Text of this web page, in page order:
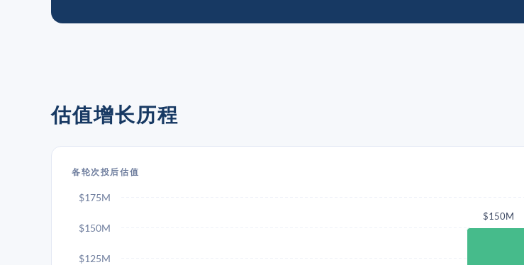
估值增长历程
各轮次投后估值
$150M
$125M
$150M
$175M